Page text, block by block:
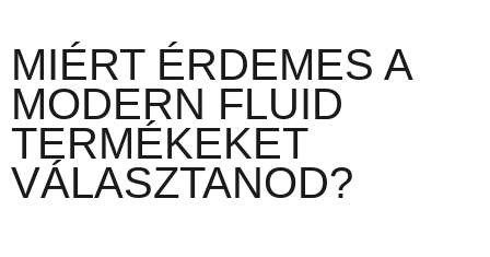
MIÉRT ÉRDEMES A
MODERN FLUID
TERMÉKEKET
VÁLASZTANOD?